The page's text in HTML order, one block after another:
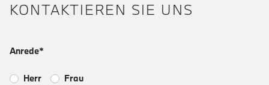
KONTAKTIEREN SIE UNS
Anrede*
Herr Frau